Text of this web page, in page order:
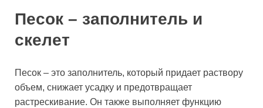
Песок – заполнитель и
скелет
Песок – это заполнитель, который придает раствору
объем, снижает усадку и предотвращает
растрескивание. Он также выполняет функцию